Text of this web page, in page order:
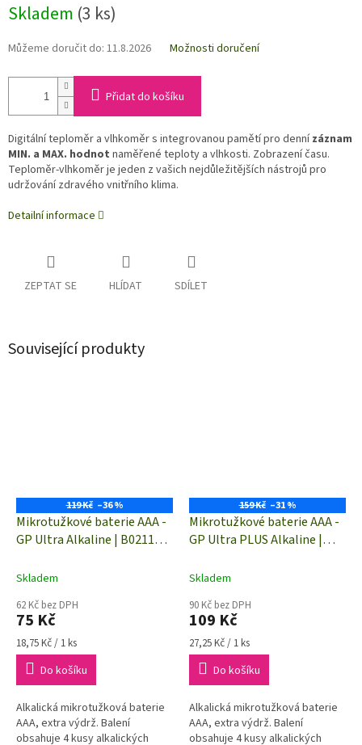
Skladem (3 ks)
Můžeme doručit do: 11.8.2026 Možnosti doručení
Přidat do košíku
Digitální teploměr a vlhkoměr s integrovanou pamětí pro dennízáznam
MIN. a MAX. hodnot naměřené teploty a vlhkosti. Zobrazení času.
Teploměr-vlhkoměr je jeden z vašich nejdůležitějších nástrojů pro
udržování zdravého vnitřního klima.
Detailní informace
ZEPTAT SE HLÍDAT SDÍLET
Související produkty
119 Kč –36 %
Mikrotužkové baterie AAA -
GP Ultra Alkaline | B02114 |
Skladem
62 Kč bez DPH
75 Kč
Měrná
cena:
18,75 Kč / 1 ks
Do košíku
Alkalická mikrotužková baterie
AAA, extra výdrž. Balení
obsahuje 4 kusy alkalických
159 Kč –31 %
Mikrotužkové baterie AAA -
GP Ultra PLUS Alkaline |
Skladem
90 Kč bez DPH
109 Kč
Měrná
cena:
27,25 Kč / 1 ks
Do košíku
Alkalická mikrotužková baterie
AAA, extra výdrž. Balení
obsahuje 4 kusy alkalických